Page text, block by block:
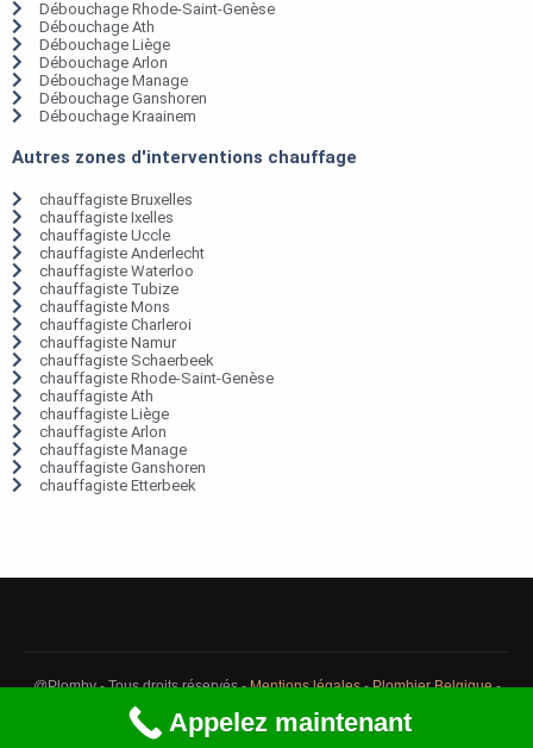
Débouchage Rhode-Saint-Genèse
Débouchage Ath
Débouchage Liège
Débouchage Arlon
Débouchage Manage
Débouchage Ganshoren
Débouchage Kraainem
Autres zones d'interventions chauffage
chauffagiste Bruxelles
chauffagiste Ixelles
chauffagiste Uccle
chauffagiste Anderlecht
chauffagiste Waterloo
chauffagiste Tubize
chauffagiste Mons
chauffagiste Charleroi
chauffagiste Namur
chauffagiste Schaerbeek
chauffagiste Rhode-Saint-Genèse
chauffagiste Ath
chauffagiste Liège
chauffagiste Arlon
chauffagiste Manage
chauffagiste Ganshoren
chauffagiste Etterbeek
@Plomby - Tous droits réservés -Mentions légales-Plombier Belgique-
Débouchage Belgique
Appelez maintenant